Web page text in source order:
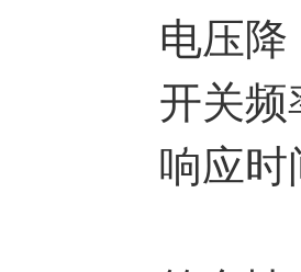
电压
开关频
响应时